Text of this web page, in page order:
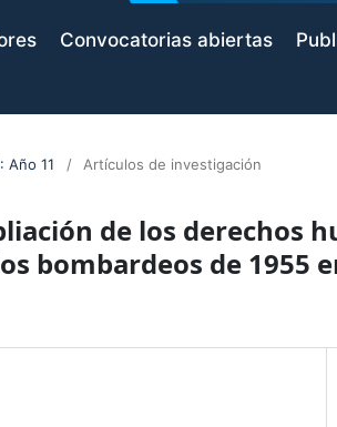
Convocatorias abiertas
Año 11 / Artículos de investigación
de los derechos
bombardeos de 1955